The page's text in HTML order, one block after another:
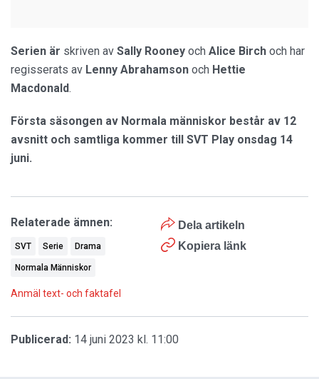
Serien är skriven av Sally Rooney och Alice Birch och har
regisserats av Lenny Abrahamson och Hettie
Macdonald.
Första säsongen av Normala människor består av 12
avsnitt och samtliga kommer till SVT Play onsdag 14
juni.
Dela artikeln
Kopiera länk
Relaterade ämnen:
SVT Serie Drama
Normala Människor
Anmäl text- och faktafel
Publicerad: 14 juni 2023 kl. 11:00